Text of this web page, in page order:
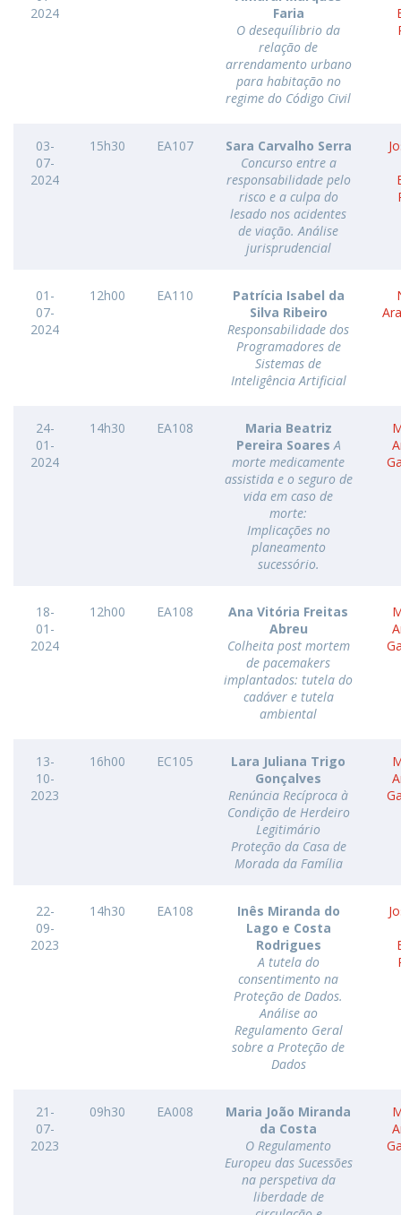
2024
Faria
O desequílibrio da
relação de
arrendamento urbano
para habitação no
regime do Código Civil
03-
07-
2024
15h30 EA107
Sara Carvalho Serra
Concurso entre a
responsabilidade pelo
risco e a culpa do
lesado nos acidentes
de viação. Análise
jurisprudencial
01-
07-
2024
12h00 EA110
Patrícia Isabel da
Silva Ribeiro
Responsabilidade dos
Programadores de
Sistemas de
Inteligência Artificial
24-
01-
2024
14h30 EA108
Maria Beatriz
Pereira Soares A
morte medicamente
assistida e o seguro de
vida em caso de
morte:
Implicações no
planeamento
sucessório.
18-
01-
2024
12h00 EA108
Ana Vitória Freitas
Abreu
Colheita post mortem
de pacemakers
implantados: tutela do
cadáver e tutela
ambiental
13-
10-
2023
16h00 EC105
Lara Juliana Trigo
Gonçalves
Renúncia Recíproca à
Condição de Herdeiro
Legitimário
Proteção da Casa de
Morada da Família
22-
09-
2023
14h30 EA108
Inês Miranda do
Lago e Costa
Rodrigues
A tutela do
consentimento na
Proteção de Dados.
Análise ao
Regulamento Geral
sobre a Proteção de
Dados
21-
07-
2023
09h30 EA008
Maria João Miranda
da Costa
O Regulamento
Europeu das Sucessões
na perspetiva da
liberdade de